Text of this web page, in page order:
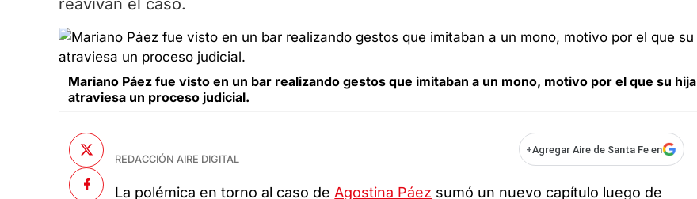
reavivan el caso.
Mariano Páez fue visto en un bar realizando gestos que imitaban a un mono, motivo por el que su hija
atraviesa un proceso judicial.
REDACCIÓN AIRE DIGITAL
+Agregar Aire de Santa Fe en
La polémica en torno al caso deAgostina Páez sumó un nuevo capítulo luego de